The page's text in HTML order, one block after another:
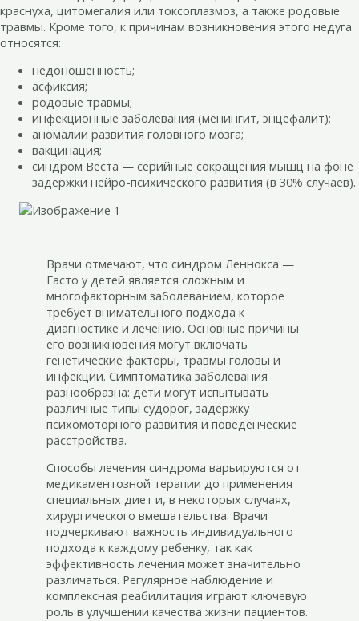
краснуха, цитомегалия или токсоплазмоз, а также родовые
травмы. Кроме того, к причинам возникновения этого недуга
относятся:
недоношенность;
асфиксия;
родовые травмы;
инфекционные заболевания (менингит, энцефалит);
аномалии развития головного мозга;
вакцинация;
синдром Веста — серийные сокращения мышц на фоне
задержки нейро-психического развития (в 30% случаев).
Врачи отмечают, что синдром Леннокса —
Гасто у детей является сложным и
многофакторным заболеванием, которое
требует внимательного подхода к
диагностике и лечению. Основные причины
его возникновения могут включать
генетические факторы, травмы головы и
инфекции. Симптоматика заболевания
разнообразна: дети могут испытывать
различные типы судорог, задержку
психомоторного развития и поведенческие
расстройства.
Способы лечения синдрома варьируются от
медикаментозной терапии до применения
специальных диет и, в некоторых случаях,
хирургического вмешательства. Врачи
подчеркивают важность индивидуального
подхода к каждому ребенку, так как
эффективность лечения может значительно
различаться. Регулярное наблюдение и
комплексная реабилитация играют ключевую
роль в улучшении качества жизни пациентов.